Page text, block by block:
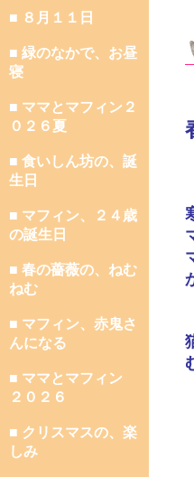
■ ８月１１日
■ 緑のなかで、お昼
寝
■ ママとマフィン２
０２６夏
■ 食いしん坊の、誕
生日
■ マフィン、２４歳
の誕生日
■ 春の薔薇の、ねむ
ねむ
■ マフィン、赤鬼さ
んになる
■ ママとマフィン
２０２６
■ クリスマスの、楽
しみ